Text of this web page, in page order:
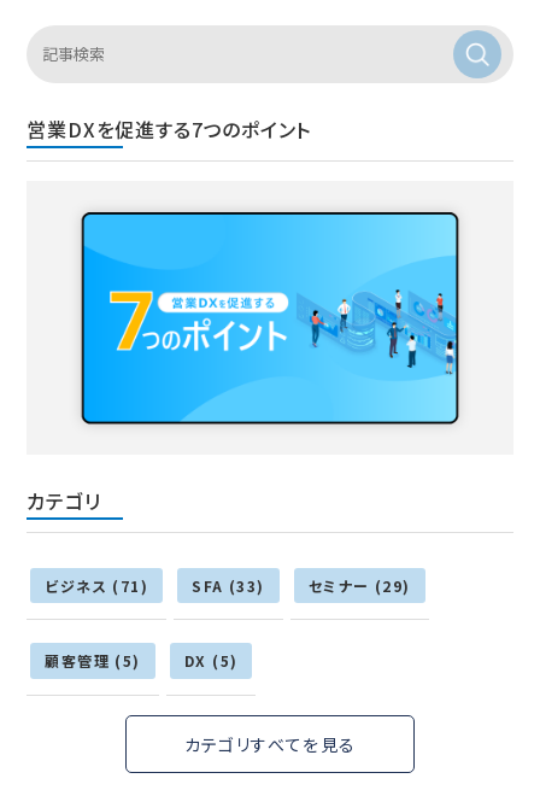
営業DXを促進する7つのポイント
カテゴリ
ビジネス (71) SFA (33) セミナー (29)
顧客管理 (5) DX (5)
カテゴリすべてを見る